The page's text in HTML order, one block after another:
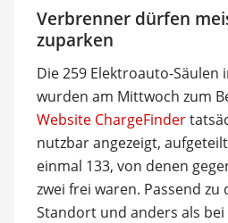
Verbrenner dürfen
zuparken
Die 259 Elektroauto-Säulen
wurden am Mittwoch zum
Website ChargeFinder
nutzbar angezeigt,
einmal 133, von denen
zwei frei waren. Passend zu
Standort und anders als bei